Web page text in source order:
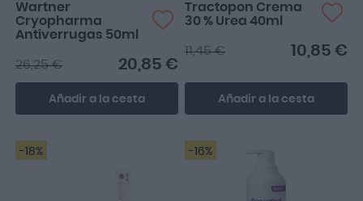
Wartner
Cryopharma
Antiverrugas 50ml
20,85 €
26,25 €
Añadir a la cesta
Tractopon Crema
30 % Urea 40ml
10,85 €
11,45 €
Añadir a la cesta
-18% -16%